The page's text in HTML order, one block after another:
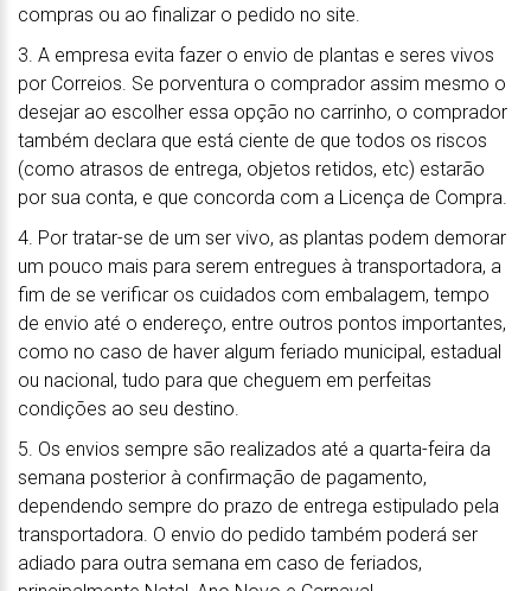
compras ou ao finalizar o pedido no site.
3. A empresa evita fazer o envio de plantas e seres vivos
por Correios. Se porventura o comprador assim mesmo o
desejar ao escolher essa opção no carrinho, o comprador
também declara que está ciente de que todos os riscos
(como atrasos de entrega, objetos retidos, etc) estarão
por sua conta, e que concorda com a Licença de Compra.
4. Por tratar-se de um ser vivo, as plantas podem demorar
um pouco mais para serem entregues à transportadora, a
fim de se verificar os cuidados com embalagem, tempo
de envio até o endereço, entre outros pontos importantes,
como no caso de haver algum feriado municipal, estadual
ou nacional, tudo para que cheguem em perfeitas
condições ao seu destino.
5. Os envios sempre são realizados até a quarta-feira da
semana posterior à confirmação de pagamento,
dependendo sempre do prazo de entrega estipulado pela
transportadora. O envio do pedido também poderá ser
adiado para outra semana em caso de feriados,